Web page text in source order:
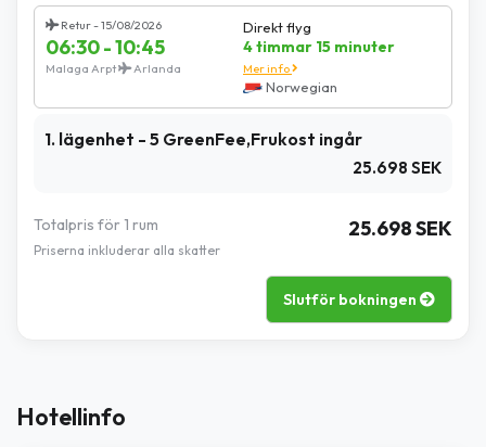
Retur - 15/08/2026
06:30 - 10:45
Malaga Arpt Arlanda
Direkt flyg
4 timmar 15 minuter
Mer info
Norwegian
1. lägenhet - 5 GreenFee,Frukost ingår
25.698 SEK
Totalpris för 1 rum 25.698 SEK
Priserna inkluderar alla skatter
Slutför bokningen
Hotellinfo